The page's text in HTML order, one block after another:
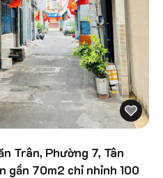
Trân, Phường 7, Tân
gần 70m2 chỉ nhỉnh 100